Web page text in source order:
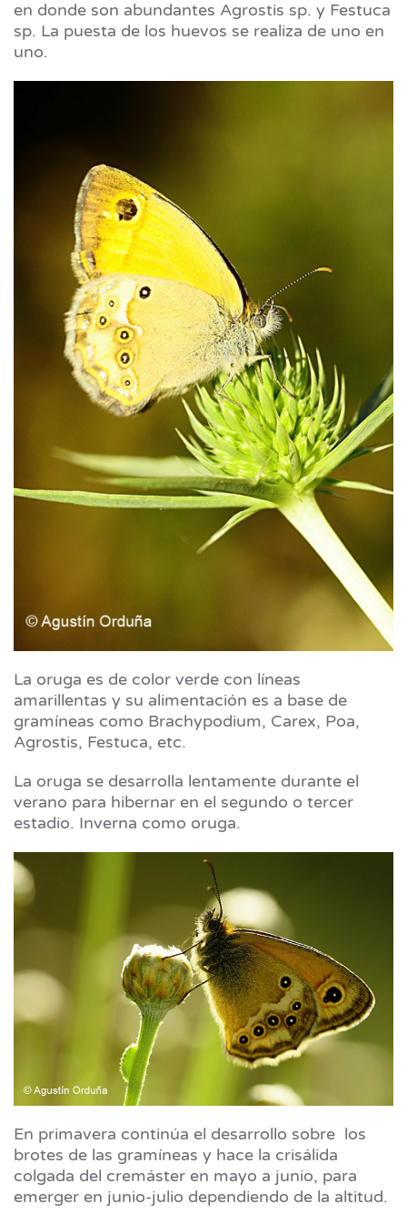
en donde son abundantes Agrostis sp. y Festuca
sp. La puesta de los huevos se realiza de uno en
uno.
La oruga es de color verde con líneas
amarillentas y su alimentación es a base de
gramíneas como Brachypodium, Carex, Poa,
Agrostis, Festuca, etc.
La oruga se desarrolla lentamente durante el
verano para hibernar en el segundo o tercer
estadio. Inverna como oruga.
En primavera continúa el desarrollo sobre los
brotes de las gramíneas y hace la crisálida
colgada del cremáster en mayo a junio, para
emerger en junio-julio dependiendo de la altitud.